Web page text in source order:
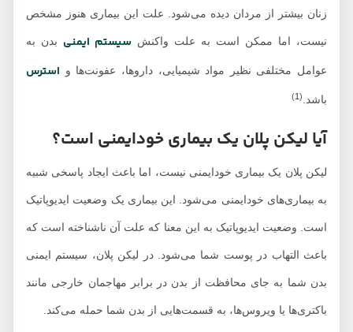
زنان بیشتر از مردان دیده می‌شود. علت این بیماری هنوز مشخص
نیست، اما ممکن است به علت واکنشسیستم ایمنیبدن به
عوامل مختلفی نظیر مواد شیمیایی، داروها، عفونت‌ها واسترس
1
)
آیا لیکن پلان یک بیماری خودایمنی است؟
لیکن پلان یک بیماری خودایمنی نیست، اما باعث ایجاد پاسخی شبیه
به بیماری‌های خودایمنی می‌شود. این بیماری یک وضعیت ایدیوپاتیک
است. وضعیت ایدیوپاتیک به این معنا که علت آن ناشناخته است که
باعث التهاب در پوست شما می‌شود. در لیکن پلان، سیستم ایمنی
بدن شما به جای محافظت از بدن در برابر مهاجمان خارجی مانند
باکتری‌ها یا ویروس‌ها، به قسمت‌هایی از بدن شما حمله می‌کند.